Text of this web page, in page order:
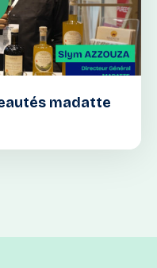
madatte